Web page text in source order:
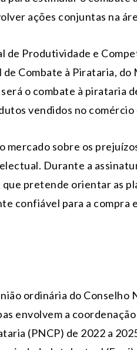
ações conjuntas na
de Produtividade e
Combate à Pirataria, do
o combate à pirataria
vendidos no
mercado sobre os
Durante a
que pretende orientar as
confiável para a compra
ordinária do Conselho
envolvem a
(PNCP) de 2022 a